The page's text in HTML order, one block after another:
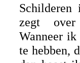
zegt
Wanneer
te hebben,